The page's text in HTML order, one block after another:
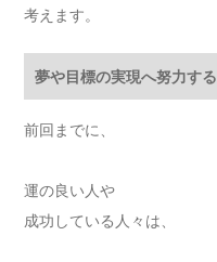
考えます。
夢や目標の実現へ努力する
前回までに、
運の良い人や
成功している人々は、